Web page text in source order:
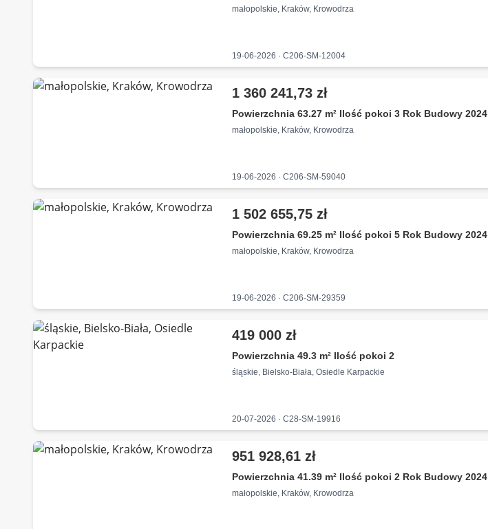
małopolskie, Kraków, Krowodrza
19-06-2026 · C206-SM-12004
1 360 241,73 zł
Powierzchnia 63.27 m² Ilość pokoi 3 Rok Budowy 2024
małopolskie, Kraków, Krowodrza
19-06-2026 · C206-SM-59040
1 502 655,75 zł
Powierzchnia 69.25 m² Ilość pokoi 5 Rok Budowy 2024
małopolskie, Kraków, Krowodrza
19-06-2026 · C206-SM-29359
419 000 zł
Powierzchnia 49.3 m² Ilość pokoi 2
śląskie, Bielsko-Biała, Osiedle Karpackie
20-07-2026 · C28-SM-19916
951 928,61 zł
Powierzchnia 41.39 m² Ilość pokoi 2 Rok Budowy 2024
małopolskie, Kraków, Krowodrza